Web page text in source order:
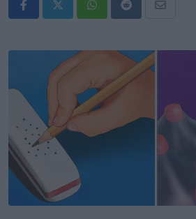
WhatsappRedditShare
Email